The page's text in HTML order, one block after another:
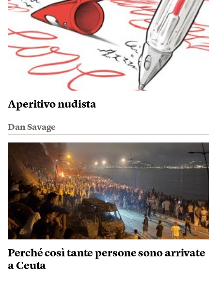
Aperitivo nudista
Dan Savage
Perché così tante persone sono arrivate
a Ceuta